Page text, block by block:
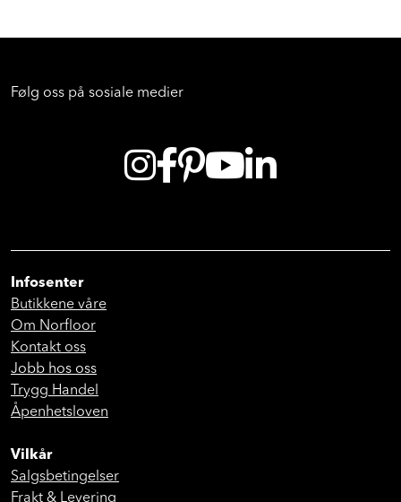
Følg oss på sosiale medier
Infosenter
Butikkene våre
Om Norfloor
Kontakt oss
Jobb hos oss
Trygg Handel
Åpenhetsloven
Vilkår
Salgsbetingelser
Frakt & Levering